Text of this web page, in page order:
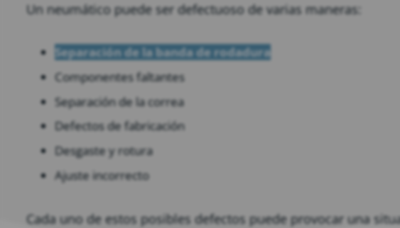
Un neumático puede ser defectuoso de varias maneras:
Separación de la banda de rodadura
Componentes faltantes
Separación de la correa
Defectos de fabricación
Desgaste y rotura
Ajuste incorrecto
Cada uno de estos posibles defectos puede provocar una